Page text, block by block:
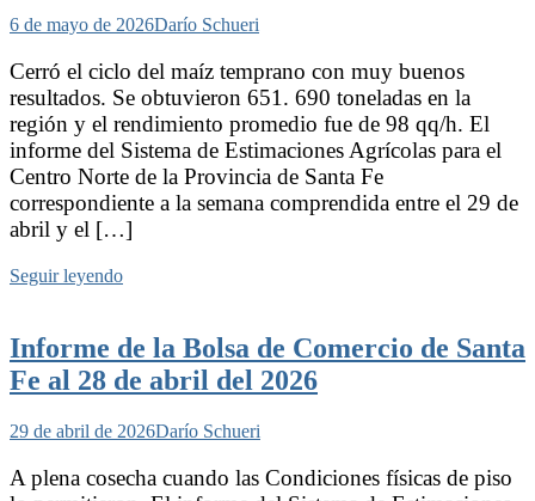
6 de mayo de 2026Darío Schueri
Cerró el ciclo del maíz temprano con muy buenos
resultados. Se obtuvieron 651. 690 toneladas en la
región y el rendimiento promedio fue de 98 qq/h. El
informe del Sistema de Estimaciones Agrícolas para el
Centro Norte de la Provincia de Santa Fe
correspondiente a la semana comprendida entre el 29 de
abril y el […]
Seguir leyendo
Informe de la Bolsa de Comercio de Santa
Fe al 28 de abril del 2026
29 de abril de 2026Darío Schueri
A plena cosecha cuando las Condiciones físicas de piso